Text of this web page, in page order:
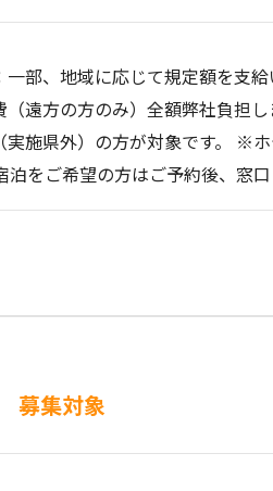
一部、地域に応じて規定額を支
（遠方の方のみ）全額弊社負担
実施県外）の方が対象です。 ※
をご希望の方はご予約後、窓口
募集対象